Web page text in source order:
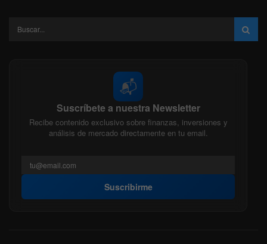
📬
Suscríbete a nuestra Newsletter
Recibe contenido exclusivo sobre finanzas, inversiones y
análisis de mercado directamente en tu email.
Suscribirme